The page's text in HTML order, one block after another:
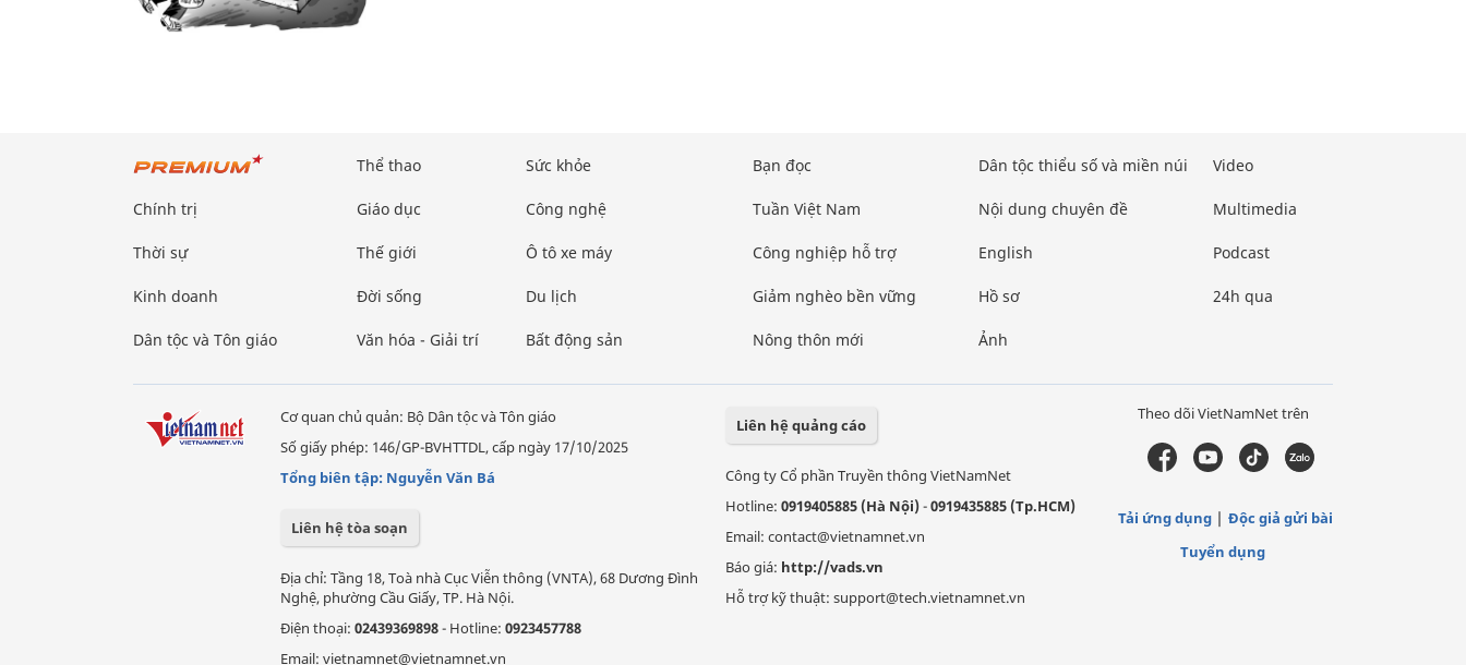
Chính trị
Thời sự
Kinh doanh
Dân tộc và Tôn giáo
Thể thao
Giáo dục
Thế giới
Đời sống
Văn hóa - Giải trí
Sức khỏe
Công nghệ
Ô tô xe máy
Du lịch
Bất động sản
Bạn đọc
Tuần Việt Nam
Công nghiệp hỗ trợ
Giảm nghèo bền vững
Nông thôn mới
Dân tộc thiểu số và miền núi
Nội dung chuyên đề
English
Hồ sơ
Ảnh
Video
Multimedia
Podcast
24h qua
Cơ quan chủ quản: Bộ Dân tộc và Tôn giáo
Số giấy phép: 146/GP-BVHTTDL, cấp ngày 17/10/2025
Tổng biên tập: Nguyễn Văn Bá
Liên hệ tòa soạn
Địa chỉ: Tầng 18, Toà nhà Cục Viễn thông (VNTA), 68 Dương Đình
Nghệ, phường Cầu Giấy, TP. Hà Nội.
Điện thoại: 02439369898- Hotline: 0923457788
Email: vietnamnet@vietnamnet.vn
Liên hệ quảng cáo
Công ty Cổ phần Truyền thông VietNamNet
Hotline: 0919405885 (Hà Nội)-0919435885 (Tp.HCM)
Email: contact@vietnamnet.vn
Báo giá: http://vads.vn
Hỗ trợ kỹ thuật: support@tech.vietnamnet.vn
Theo dõi VietNamNet trên
Tải ứng dụng
Độc giả gửi bài
Tuyển dụng